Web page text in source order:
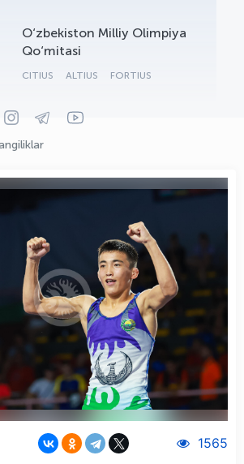
O‘zbekiston Milliy Olimpiya
Qo‘mitasi
CITIUS ALTIUS FORTIUS
1565
- yordamchi